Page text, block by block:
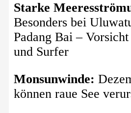
Starke
Besonders bei
Padang Bai –
und Surfer
Monsunwinde:
können raue See